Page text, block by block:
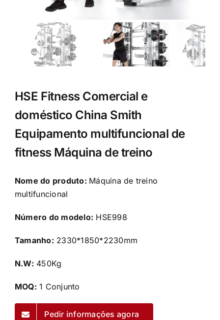
HSE Fitness Comercial e
doméstico China Smith
Equipamento multifuncional de
fitness Máquina de treino
Nome do produto: Máquina de treino
multifuncional
Número do modelo: HSE998
Tamanho: 2330*1850*2230mm
N.W: 450Kg
MOQ: 1 Conjunto
Pedir informações agora